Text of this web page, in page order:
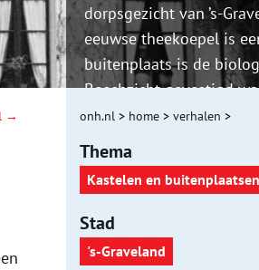
dorpsgezicht van ’s-
eeuwse theekoepel is
buitenplaats is de
Boschzicht gevestigd
landwinkel en het
zaterdag zijn geopend.
huis is opengesteld voor
→ onh.nl > home > verhalen >
Thema
Kastelen en buitenplaatsen
Stad
's-Graveland